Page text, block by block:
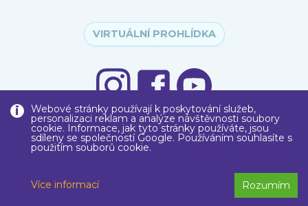
Webové stránky používají k poskytování služeb,
personalizaci reklam a analýze návštěvnosti soubory
cookie. Informace, jak tyto stránky používáte, jsou
sdíleny se společností Google. Používáním souhlasíte s
použitím souborů cookie.
Více informací Rozumím
VIRTUÁLNÍ PROHLÍDKA